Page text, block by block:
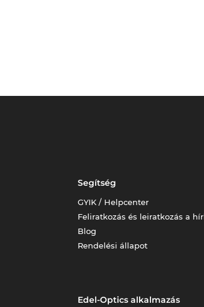
Segítség
GYIK / Helpcenter
Feliratkozás és leiratkozás a
Blog
Rendelési állapot
Edel-Optics alkalmazás